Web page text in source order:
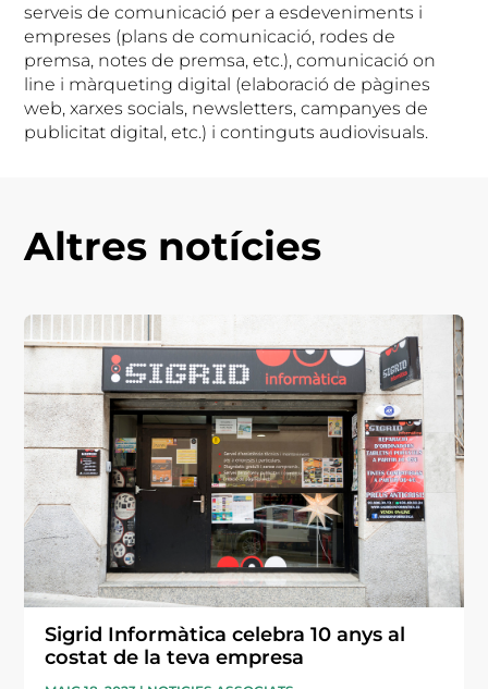
serveis de comunicació per a esdeveniments i
empreses (plans de comunicació, rodes de
premsa, notes de premsa, etc.), comunicació on
line i màrqueting digital (elaboració de pàgines
web, xarxes socials, newsletters, campanyes de
publicitat digital, etc.) i continguts audiovisuals.
Altres notícies
Sigrid Informàtica celebra 10 anys al
costat de la teva empresa